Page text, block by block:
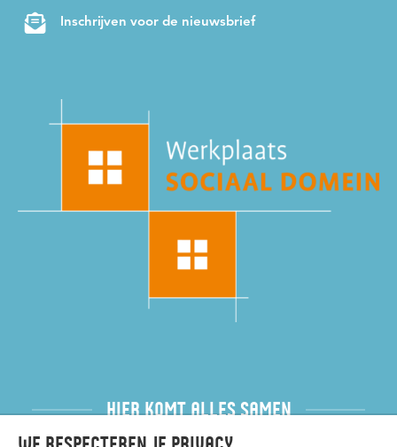
Inschrijven voor de nieuwsbrief
HIER KOMT ALLES SAMEN